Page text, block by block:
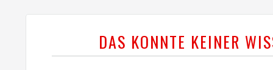
DAS KONNTE KEINER